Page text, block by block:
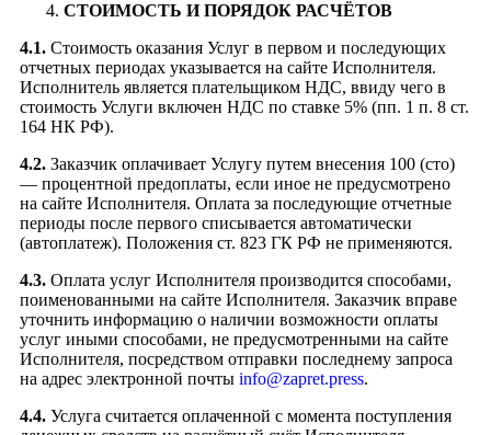
СТОИМОСТЬ И ПОРЯДОК РАСЧЁТОВ
4.1. Стоимость оказания Услуг в первом и последующих
отчетных периодах указывается на сайте Исполнителя.
Исполнитель является плательщиком НДС, ввиду чего в
стоимость Услуги включен НДС по ставке 5% (пп. 1 п. 8 ст.
164 НК РФ).
4.2. Заказчик оплачивает Услугу путем внесения 100 (сто)
— процентной предоплаты, если иное не предусмотрено
на сайте Исполнителя. Оплата за последующие отчетные
периоды после первого списывается автоматически
(автоплатеж). Положения ст. 823 ГК РФ не применяются.
4.3. Оплата услуг Исполнителя производится способами,
поименованными на сайте Исполнителя. Заказчик вправе
уточнить информацию о наличии возможности оплаты
услуг иными способами, не предусмотренными на сайте
Исполнителя, посредством отправки последнему запроса
на адрес электронной почты info@zapret.press.
4.4. Услуга считается оплаченной с момента поступления